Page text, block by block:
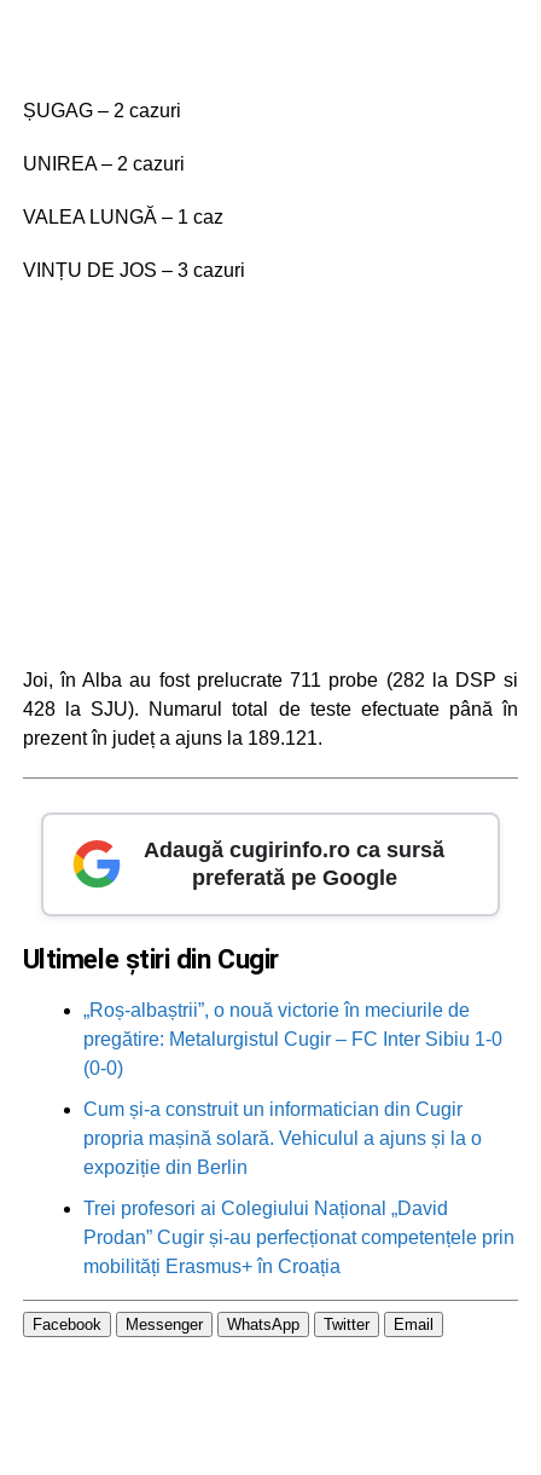
ȘUGAG – 2 cazuri
UNIREA – 2 cazuri
VALEA LUNGĂ – 1 caz
VINȚU DE JOS – 3 cazuri
Joi, în Alba au fost prelucrate 711 probe (282 la DSP si
428 la SJU). Numarul total de teste efectuate până în
prezent în județ a ajuns la 189.121.
Adaugă cugirinfo.ro ca sursă
preferată pe Google
Ultimele știri din Cugir
„Roș-albaștrii”, o nouă victorie în meciurile de
pregătire: Metalurgistul Cugir – FC Inter Sibiu 1-0
(0-0)
Cum și-a construit un informatician din Cugir
propria mașină solară. Vehiculul a ajuns și la o
expoziție din Berlin
Trei profesori ai Colegiului Național „David
Prodan” Cugir și-au perfecționat competențele prin
mobilități Erasmus+ în Croația
Facebook Messenger WhatsApp Twitter Email